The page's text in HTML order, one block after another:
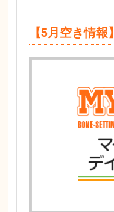
【5月空き情報】